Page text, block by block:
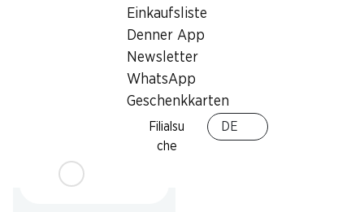
Einkaufsliste
Denner App
Newsletter
WhatsApp
Geschenkkarten
Filialsu
che
DE